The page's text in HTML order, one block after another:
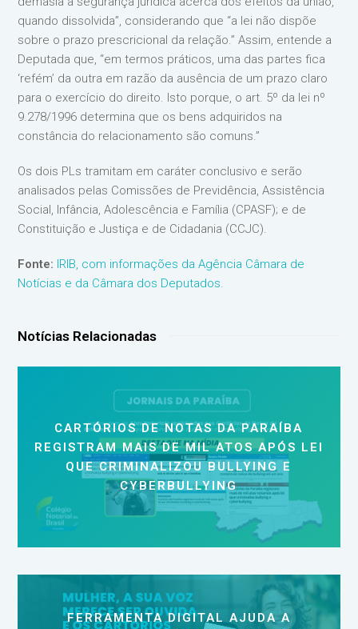
quando dissolvida”, considerando que “a lei não dispõe
sobre o prazo prescricional da relação.” Assim, entende a
Deputada que, “em termos práticos, uma das partes fica
‘refém’ da outra em razão da ausência de um prazo claro
para o exercício do direito. Isto porque, o art. 5º da lei nº
9.278/1996 determina que os bens adquiridos na
constância do relacionamento são comuns.”
Os dois PLs tramitam em caráter conclusivo e serão
analisados pelas Comissões de Previdência, Assistência
Social, Infância, Adolescência e Família (CPASF); e de
Constituição e Justiça e de Cidadania (CCJC).
Fonte: IRIB, com informações da Agência Câmara de
Notícias e da Câmara dos Deputados.
Notícias Relacionadas
CARTÓRIOS DE NOTAS DA PARAÍBA
REGISTRAM MAIS DE MIL ATOS APÓS LEI
QUE CRIMINALIZOU BULLYING E
CYBERBULLYING
FERRAMENTA DIGITAL AJUDA A